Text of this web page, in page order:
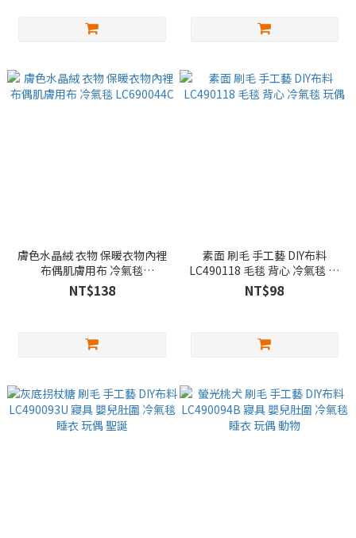
膚色水晶絨 衣物 保暖衣物內裡
布偶肌膚用布 冷氣毯
LC690044C
NT$138
素面 刷毛 手工藝 DIY布料
LC490118 毛毯 背心 冷氣毯 玩
偶
NT$98